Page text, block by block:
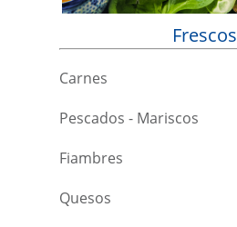
Frescos
Carnes
Pescados - Mariscos
Fiambres
Quesos